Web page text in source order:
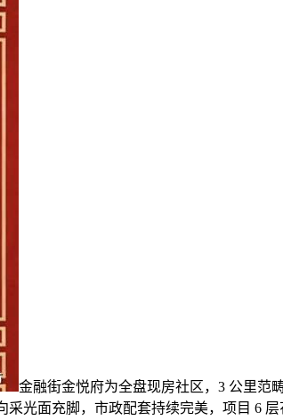
金融街金悦府为全盘现房社区，3 公里范
光面充脚，市政配套持续完美，项目 6